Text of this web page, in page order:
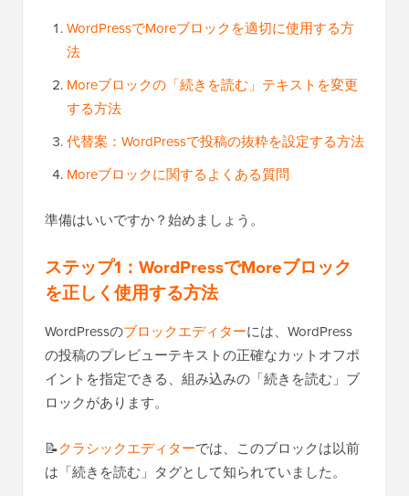
WordPressでMoreブロックを適切に使用する方
法
Moreブロックの「続きを読む」テキストを変更
する方法
代替案：WordPressで投稿の抜粋を設定する方法
Moreブロックに関するよくある質問
準備はいいですか？始めましょう。
ステップ1： WordPressでMoreブロック
を正しく使用する方法
WordPressのブロックエディターには、WordPress
の投稿のプレビューテキストの正確なカットオフポ
イントを指定できる、組み込みの「続きを読む」ブ
ロックがあります。
📝クラシックエディターでは、このブロックは以前
は「続きを読む」タグとして知られていました。